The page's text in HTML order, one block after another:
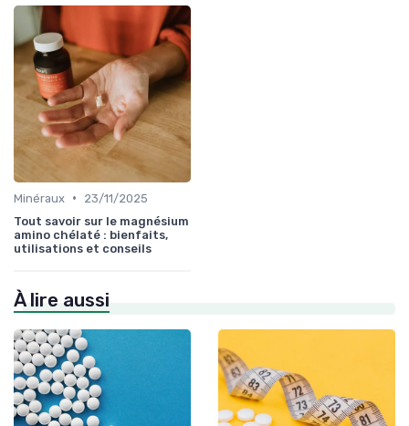
Minéraux •
23/11/2025
Tout savoir sur le magnésium
amino chélaté : bienfaits,
utilisations et conseils
À lire aussi